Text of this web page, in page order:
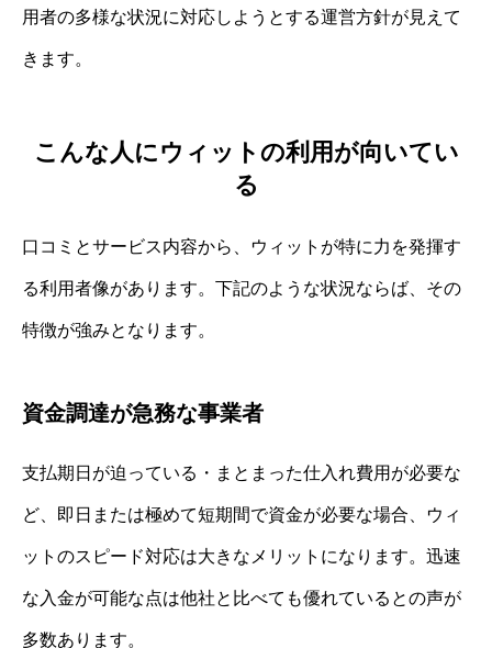
用者の多様な状況に対応しようとする運営方針が見えて
きます。
こんな人にウィットの利用が向いてい
る
口コミとサービス内容から、ウィットが特に力を発揮す
る利用者像があります。下記のような状況ならば、その
特徴が強みとなります。
資金調達が急務な事業者
支払期日が迫っている・まとまった仕入れ費用が必要な
ど、即日または極めて短期間で資金が必要な場合、ウィ
ットのスピード対応は大きなメリットになります。迅速
な入金が可能な点は他社と比べても優れているとの声が
多数あります。